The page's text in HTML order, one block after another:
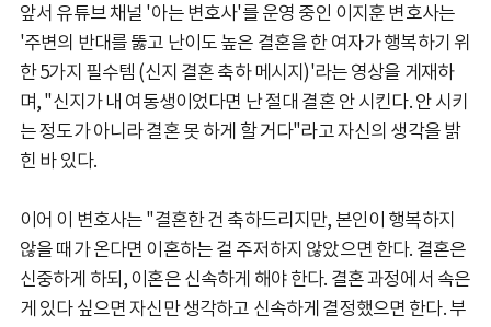
앞서 유튜브 채널 '아는 변호사'를 운영 중인 이지훈 변호사는
'주변의 반대를 뚫고 난이도 높은 결혼을 한 여자가 행복하기 위
한 5가지 필수템 (신지 결혼 축하 메시지)'라는 영상을 게재하
며, "신지가 내 여동생이었다면 난 절대 결혼 안 시킨다. 안 시키
는 정도가 아니라 결혼 못 하게 할 거다"라고 자신의 생각을 밝
힌 바 있다.
이어 이 변호사는 "결혼한 건 축하드리지만, 본인이 행복하지
않을 때가 온다면 이혼하는 걸 주저하지 않았으면 한다. 결혼은
신중하게 하되, 이혼은 신속하게 해야 한다. 결혼 과정에서 속은
게 있다 싶으면 자신만 생각하고 신속하게 결정했으면 한다. 부